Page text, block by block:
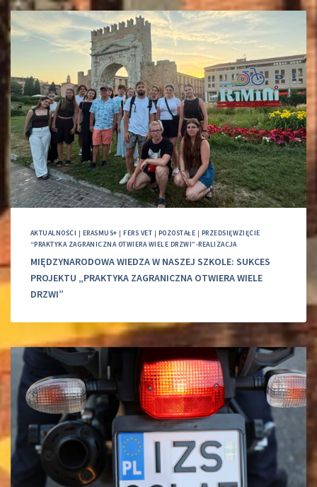
AKTUALNOŚCI | ERASMUS+ |FERS VET | POZOSTAŁE | PRZEDSIĘWZIĘCIE
“PRAKTYKA ZAGRANICZNA OTWIERA WIELE DRZWI”-REALIZACJA
MIĘDZYNARODOWA WIEDZA W NASZEJ SZKOLE: SUKCES
PROJEKTU „PRAKTYKA ZAGRANICZNA OTWIERA WIELE
DRZWI”